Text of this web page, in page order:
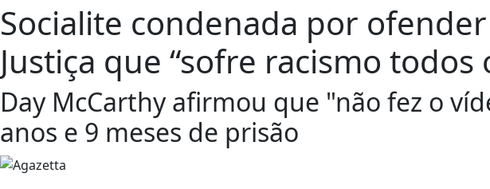
Socialite condenada por
Justiça que “sofre racismo todos
Day McCarthy afirmou que "não fez o
anos e 9 meses de prisão